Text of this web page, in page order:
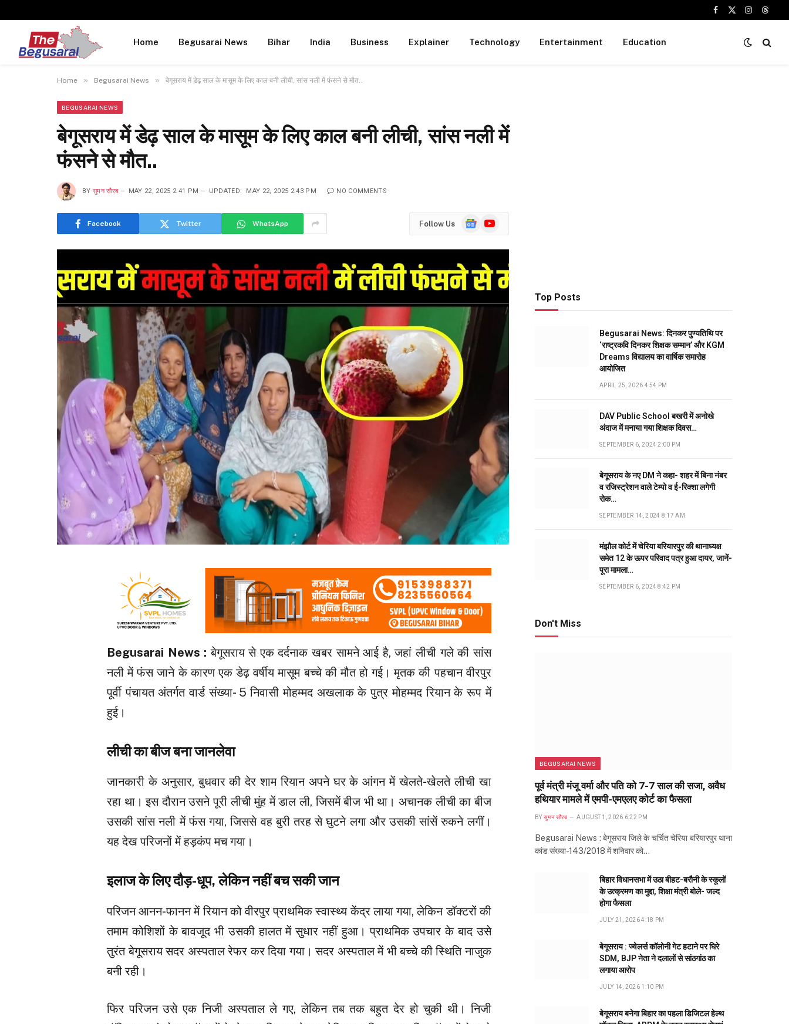
Facebook
X
Instagram
Home Begusarai News Bihar India Business Explainer Technology Entertainment Education
Home » Begusarai News » बेगूसराय में डेढ़ साल के मासूम के लिए काल बनी लीची, सांस नली में फंसने से मौत..
BEGUSARAI NEWS
बेगूसराय में डेढ़ साल के मासूम के लिए काल बनी लीची, सांस नली में
फंसने से मौत..
BY सुमन सौरब MAY 22, 2025 2:41 PM UPDATED: MAY 22, 2025 2:43 PM NO COMMENTS
Facebook Twitter WhatsApp Follow Us
GoogleYouTube
Begusarai News :बेगूसराय से एक दर्दनाक खबर सामने आई है, जहां लीची गले की सांस
नली में फंस जाने के कारण एक डेढ़ वर्षीय मासूम बच्चे की मौत हो गई। मृतक की पहचान वीरपुर
पूर्वी पंचायत अंतर्गत वार्ड संख्या- 5 निवासी मोहम्मद अखलाक के पुत्र मोहम्मद रियान के रूप में
हुई।
लीची का बीज बना जानलेवा
जानकारी के अनुसार, बुधवार की देर शाम रियान अपने घर के आंगन में खेलते-खेलते लीची खा
रहा था। इस दौरान उसने पूरी लीची मुंह में डाल ली, जिसमें बीज भी था। अचानक लीची का बीज
उसकी सांस नली में फंस गया, जिससे वह बुरी तरह से घुटने लगा और उसकी सांसें रुकने लगीं।
यह देख परिजनों में हड़कंप मच गया।
इलाज के लिए दौड़-धूप, लेकिन नहीं बच सकी जान
परिजन आनन-फानन में रियान को वीरपुर प्राथमिक स्वास्थ्य केंद्र लाया गया, लेकिन डॉक्टरों की
तमाम कोशिशों के बावजूद भी उसकी हालत में सुधार नहीं हुआ। प्राथमिक उपचार के बाद उसे
तुरंत बेगूसराय सदर अस्पताल रेफर कर दिया गया। सदर अस्पताल में भी बच्चे की स्थिति नाजुक
बनी रही।
फिर परिजन उसे एक निजी अस्पताल ले गए, लेकिन तब तक बहुत देर हो चुकी थी। निजी
Top Posts
Begusarai News: दिनकर पुण्यतिथि पर
‘राष्ट्रकवि दिनकर शिक्षक सम्मान’ और KGM
Dreams विद्यालय का वार्षिक समारोह
आयोजित
APRIL 25, 2026 4:54 PM
DAV Public School बखरी में अनोखे
अंदाज में मनाया गया शिक्षक दिवस…
SEPTEMBER 6, 2024 2:00 PM
बेगूसराय के नए DM ने कहा- शहर में बिना नंबर
व रजिस्ट्रेशन वाले टेम्पो व ई-रिक्शा लगेगी
रोक…
SEPTEMBER 14, 2024 8:17 AM
मंझौल कोर्ट में चेरिया बरियारपुर की थानाध्यक्ष
समेत 12 के ऊपर परिवाद पत्र हुआ दायर, जानें-
पूरा मामला…
SEPTEMBER 6, 2024 8:42 PM
Don't Miss
BEGUSARAI NEWS
पूर्व मंत्री मंजू वर्मा और पति को 7-7 साल की सजा, अवैध
हथियार मामले में एमपी-एमएलए कोर्ट का फैसला
BY सुमन सौरब AUGUST 1, 2026 6:22 PM
Begusarai News : बेगूसराय जिले के चर्चित चेरिया बरियारपुर थाना
कांड संख्या-143/2018 में शनिवार को…
बिहार विधानसभा में उठा बीहट-बरौनी के स्कूलों
के उत्क्रमण का मुद्दा, शिक्षा मंत्री बोले- जल्द
होगा फैसला
JULY 21, 2026 4:18 PM
बेगूसराय : ज्वेलर्स कॉलोनी गेट हटाने पर घिरे
SDM, BJP नेता ने दलालों से सांठगांठ का
लगाया आरोप
JULY 14, 2026 1:10 PM
बेगूसराय बनेगा बिहार का पहला डिजिटल हेल्थ